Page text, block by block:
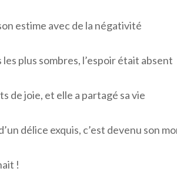
estime avec de la négativité
plus sombres, l’espoir était absent
de joie, et elle a partagé sa vie
délice exquis, c’est devenu son
!